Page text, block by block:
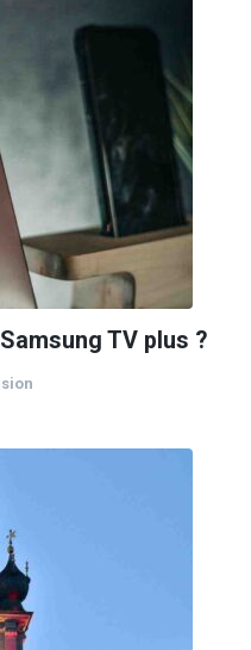
TV plus ?